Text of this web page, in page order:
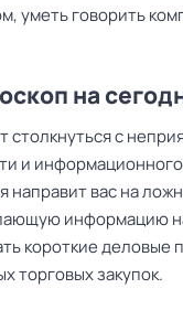
уметь говорить
на
столкнуться с
и
направит вас на
информацию
короткие деловые
торговых закупок.